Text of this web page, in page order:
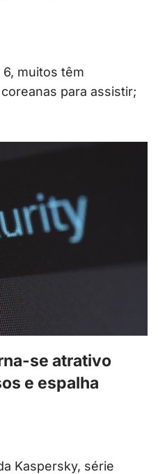
muitos têm
para assistir;
se atrativo
e espalha
Kaspersky, série